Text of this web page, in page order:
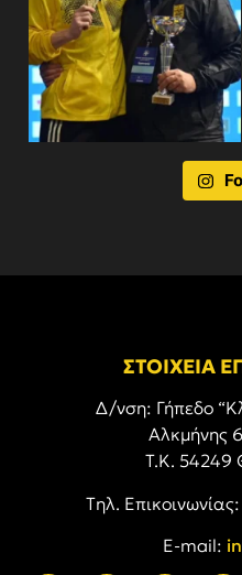
ΣΤΟΙΧΕΙΑ
Δ/νση: Γήπεδο
Αλκμήνης
Τ.Κ. 54249
Tηλ. Επικοινωνίας:
E-mail: